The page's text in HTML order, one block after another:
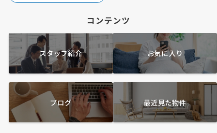
コンテンツ
スタッフ紹介 お気に入り
ブログ 最近見た物件